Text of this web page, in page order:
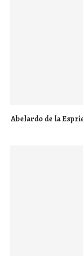
Abelardo de la